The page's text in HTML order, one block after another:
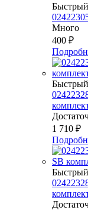
Много
400 ₽
1 710 ₽